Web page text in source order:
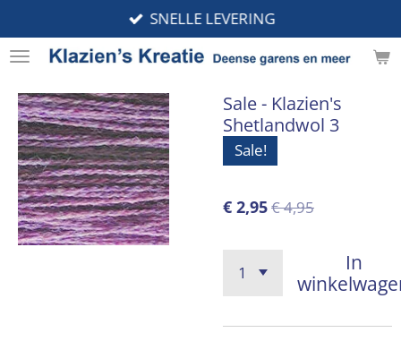
direct
naar
hoofdinhoud
SNELLE LEVERING
Sale - Klazien's
Shetlandwol 3
Sale!
€ 2,95€ 4,95
In